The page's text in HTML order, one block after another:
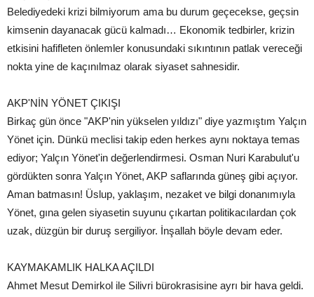
Belediyedeki krizi bilmiyorum ama bu durum geçecekse, geçsin
kimsenin dayanacak gücü kalmadı… Ekonomik tedbirler, krizin
etkisini hafifleten önlemler konusundaki sıkıntının patlak vereceği
nokta yine de kaçınılmaz olarak siyaset sahnesidir.
AKP'NİN YÖNET ÇIKIŞI
Birkaç gün önce "AKP'nin yükselen yıldızı" diye yazmıştım Yalçın
Yönet için. Dünkü meclisi takip eden herkes aynı noktaya temas
ediyor; Yalçın Yönet'in değerlendirmesi. Osman Nuri Karabulut'u
gördükten sonra Yalçın Yönet, AKP saflarında güneş gibi açıyor.
Aman batmasın! Üslup, yaklaşım, nezaket ve bilgi donanımıyla
Yönet, gına gelen siyasetin suyunu çıkartan politikacılardan çok
uzak, düzgün bir duruş sergiliyor. İnşallah böyle devam eder.
KAYMAKAMLIK HALKA AÇILDI
Ahmet Mesut Demirkol ile Silivri bürokrasisine ayrı bir hava geldi.